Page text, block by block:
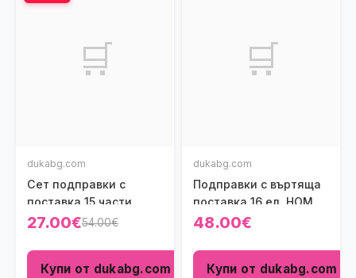
🛒
dukabg.com
Сет подправки с
поставка 15 части
HOMLA B2 BAMBOO
27.00€54.00€
Купи от dukabg.com
🛒
dukabg.com
Подправки с въртяща
поставка 16 ел. HOMLA
B2 RACK ESSENTIALS
48.00€
Купи от dukabg.com